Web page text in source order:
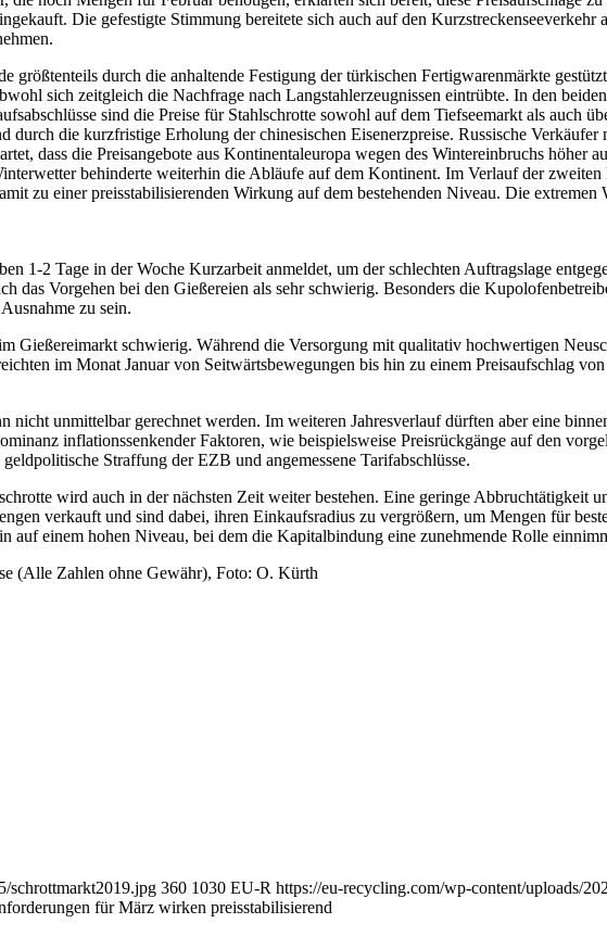
Die gefestigte Stimmung bereitete sich auch auf den
größtenteils durch die anhaltende Festigung der türkischen Fertigwarenmärkte
sich zeitgleich die Nachfrage nach Langstahlerzeugnissen eintrübte. In den
sind die Preise für Stahlschrotte sowohl auf dem Tiefseemarkt als auch
die kurzfristige Erholung der chinesischen Eisenerzpreise. Russische
dass die Preisangebote aus Kontinentaleuropa wegen des Wintereinbruchs höher
behinderte weiterhin die Abläufe auf dem Kontinent. Im Verlauf der
zu einer preisstabilisierenden Wirkung auf dem bestehenden Niveau. Die
1-2 Tage in der Woche Kurzarbeit anmeldet, um der schlechten Auftragslage
das Vorgehen bei den Gießereien als sehr schwierig. Besonders die
zu sein.
Gießereimarkt schwierig. Während die Versorgung mit qualitativ hochwertigen
im Monat Januar von Seitwärtsbewegungen bis hin zu einem Preisaufschlag
unmittelbar gerechnet werden. Im weiteren Jahresverlauf dürften aber eine
inflationssenkender Faktoren, wie beispielsweise Preisrückgänge auf den
Straffung der EZB und angemessene Tarifabschlüsse.
wird auch in der nächsten Zeit weiter bestehen. Eine geringe Abbruchtätigkeit
verkauft und sind dabei, ihren Einkaufsradius zu vergrößern, um Mengen für
auf einem hohen Niveau, bei dem die Kapitalbindung eine zunehmende Rolle
(Alle Zahlen ohne Gewähr), Foto: O. Kürth
schrottmarkt2019.jpg 360 1030 EU-R https://eu-recycling.com/wp-content/uploads/
für März wirken preisstabilisierend